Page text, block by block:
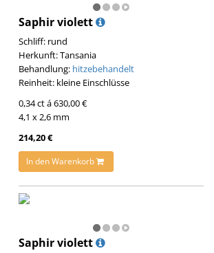
Saphir violett
Schliff: rund
Herkunft: Tansania
Behandlung: hitzebehandelt
Reinheit: kleine Einschlüsse
0,34 ct á 630,00 €
4,1 x 2,6 mm
214,20 €
In den Warenkorb
Saphir violett